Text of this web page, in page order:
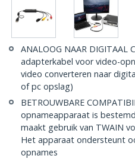
ANALOOG NAAR DIGITAAL
adapterkabel voor video-
video converteren naar
of pc opslag)
BETROUWBARE
opnameapparaat is
maakt gebruik van TWAIN
Het apparaat ondersteunt
opnames